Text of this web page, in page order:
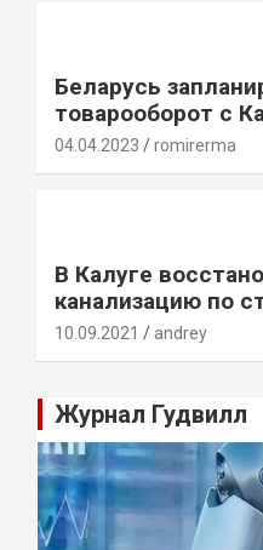
Беларусь
товарооборот с
04.04.2023 romirerma
В Калуге
канализацию по
10.09.2021 andrey
Журнал Гудвилл